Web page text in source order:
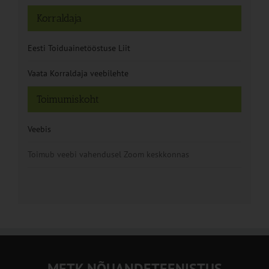
Toimumiskoht
Veebis
Toimub veebi vahendusel Zoom keskkonnas
Korraldaja
Eesti Toiduainetööstuse Liit
Vaata Korraldaja veebilehte